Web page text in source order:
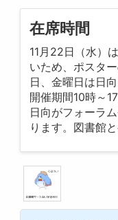
在席時間
11月22日（水）
いため、ポスタ
日、金曜日は日
開催期間10時～
日向がフォーラ
ります。図書館